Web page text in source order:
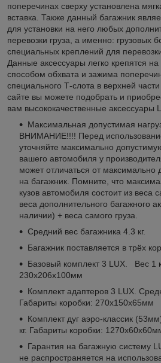
поперечинах сверху установлена
вставка. Также данный багажник
для установки на него любых
перевозки груза, а именно: грузовых
специальных креплений для
Данные аксессуары легко крепятся на
способом обхвата и зажима
специального Т-слота в верхней
сайте вы можете подобрать и
вам высококачественные аксессуары
Максимальная допустимая
ВНИМАНИЕ!!!! Перед
уточняйте максимально
вашего автомобиля у
может отличаться от максимально
на багажник. Помните, что
кузов автомобиля состоит из веса
веса дополнительного багажного
наличии) + веса самого груза.
Средний вес багажника 4.3 кг.
Багажник поставляется в трёх
Базовый комплект 3 LUX. Вес 1
230х206х100мм
Комплект адаптеров 3 LUX.
Габариты коробки: 270х150х65мм
Комплект дуг аэро-классик
кг. Габариты коробки:
Гарантия на багажную систему
не распространяется на